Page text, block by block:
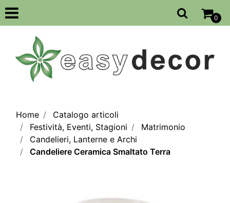
Open
0
Home
Catalogo articoli
Festività, Eventi, Stagioni
Matrimonio
Candelieri, Lanterne e Archi
Candeliere Ceramica Smaltato Terra